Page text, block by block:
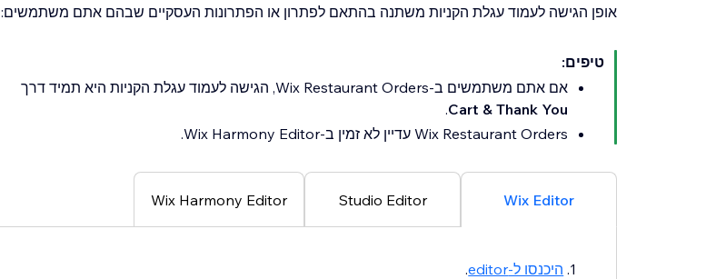
אופן הגישה לעמוד עגלת הקניות משתנה בהתאם לפתרון או הפתרונות העסקיים שבהם אתם משתמשים:
טיפים:
אם אתם משתמשים ב-Wix Restaurant Orders, הגישה לעמוד עגלת הקניות היא תמיד דרך
Cart & Thank You
.
Wix Restaurant Orders עדיין לא זמין ב-Wix Harmony Editor.
Wix Harmony Editor Studio Editor Wix Editor
היכנסו ל-editor
.